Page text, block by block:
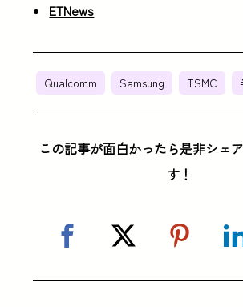
ETNews
Qualcomm Samsung TSMC
この記事が面白かったら是非シェ
す！